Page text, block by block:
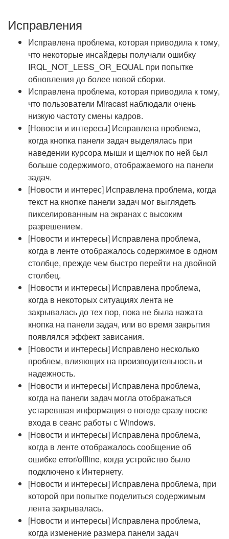
Исправления
Исправлена проблема, которая приводила к тому,
что некоторые инсайдеры получали ошибку
IRQL_NOT_LESS_OR_EQUAL при попытке
обновления до более новой сборки.
Исправлена проблема, которая приводила к тому,
что пользователи Miracast наблюдали очень
низкую частоту смены кадров.
[Новости и интересы] Исправлена проблема,
когда кнопка панели задач выделялась при
наведении курсора мыши и щелчок по ней был
больше содержимого, отображаемого на панели
задач.
[Новости и интерес] Исправлена проблема, когда
текст на кнопке панели задач мог выглядеть
пикселированным на экранах с высоким
разрешением.
[Новости и интересы] Исправлена проблема,
когда в ленте отображалось содержимое в одном
столбце, прежде чем быстро перейти на двойной
столбец.
[Новости и интересы] Исправлена проблема,
когда в некоторых ситуациях лента не
закрывалась до тех пор, пока не была нажата
кнопка на панели задач, или во время закрытия
появлялся эффект зависания.
[Новости и интересы] Исправлено несколько
проблем, влияющих на производительность и
надежность.
[Новости и интересы] Исправлена проблема,
когда на панели задач могла отображаться
устаревшая информация о погоде сразу после
входа в сеанс работы с Windows.
[Новости и интересы] Исправлена проблема,
когда в ленте отображалось сообщение об
ошибке error/offline, когда устройство было
подключено к Интернету.
[Новости и интересы] Исправлена проблема, при
которой при попытке поделиться содержимым
лента закрывалась.
[Новости и интересы] Исправлена проблема,
когда изменение размера панели задач